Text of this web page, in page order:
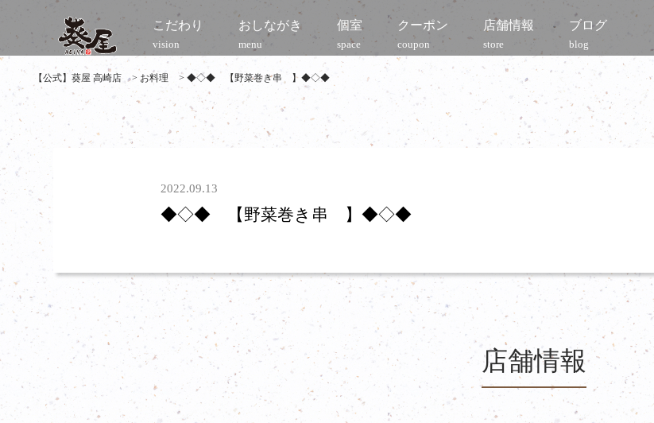
こだわり
vision
おしながき
menu
個室
space
クーポン
coupon
店舗情報
store
ブログ
blog
【公式】葵屋 高崎店 > お料理 > ◆◇◆ 【野菜巻き串 】◆◇◆
2022.09.13
◆◇◆ 【野菜巻き串 】◆◇◆
店舗情報